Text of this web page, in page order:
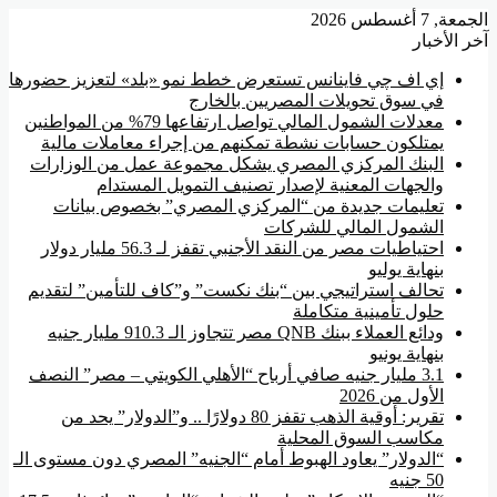
7 أغسطس 2026
الأخبار
إي اف چي فاينانس تستعرض خطط نمو «بلد» لتعزيز حضورها
في سوق تحويلات المصريين بالخارج
معدلات الشمول المالي تواصل ارتفاعها 79% من المواطنين
يمتلكون حسابات نشطة تمكنهم من إجراء معاملات مالية
البنك المركزي المصري يشكل مجموعة عمل من الوزارات
والجهات المعنية لإصدار تصنيف التمويل المستدام
تعليمات جديدة من “المركزي المصري” بخصوص بيانات
الشمول المالي للشركات
احتياطيات مصر من النقد الأجنبي تقفز لـ 56.3 مليار دولار
بنهاية يوليو
تحالف استراتيجي بين “بنك نكست” و”كاف للتأمين” لتقديم
حلول تأمينية متكاملة
ودائع العملاء ببنك QNB مصر تتجاوز الـ 910.3 مليار جنيه
بنهاية يونيو
3.1 مليار جنيه صافي أرباح “الأهلي الكويتي – مصر” النصف
الأول من 2026
تقرير: أوقية الذهب تقفز 80 دولارًا .. و”الدولار” يحد من
مكاسب السوق المحلية
“الدولار” يعاود الهبوط أمام “الجنيه” المصري دون مستوى الـ